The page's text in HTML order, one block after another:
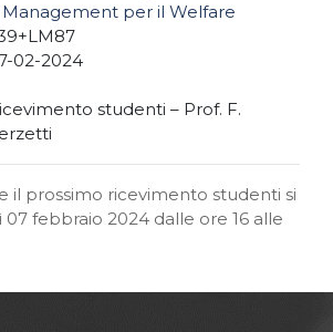
Management per il Welfare
02-2024
studenti – Prof. F.
il prossimo ricevimento studenti si
febbraio 2024 dalle ore 16 alle